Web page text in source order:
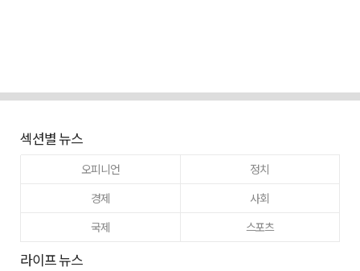
섹션별 뉴스
오피니언
정치
경제
사회
국제
스포츠
라이프 뉴스